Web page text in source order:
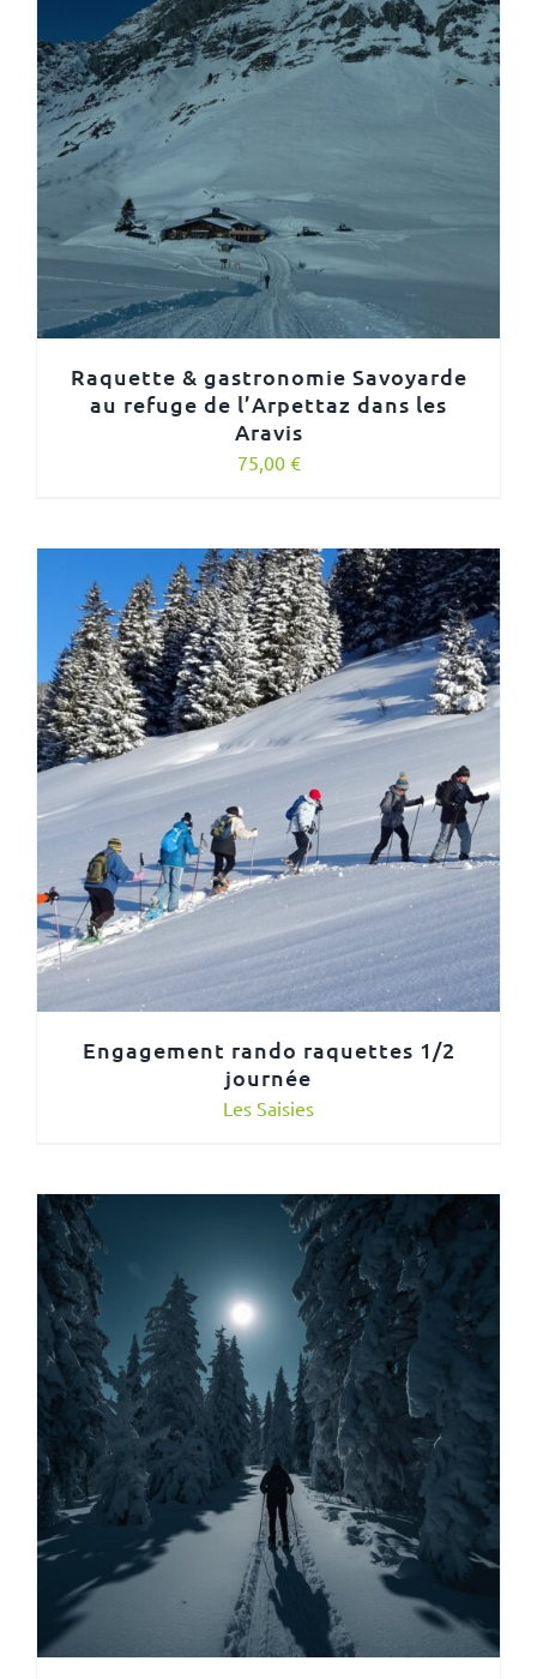
Raquette & gastronomie Savoyarde
au refuge de l’Arpettaz dans les
Aravis
75,00 €
Engagement rando raquettes 1/2
journée
Les Saisies